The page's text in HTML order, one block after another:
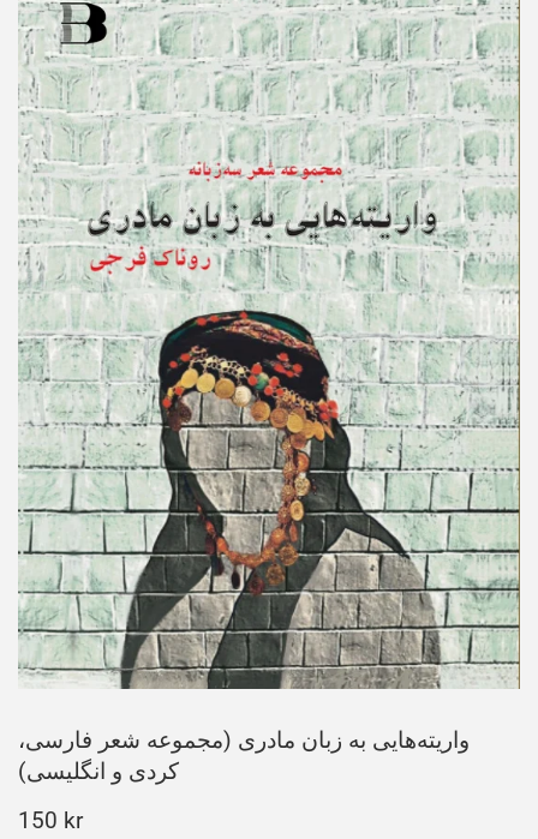
واریته‌هایی به زبان مادری (مجموعه شعر فارسی،
کردی و انگلیسی)
150 kr150